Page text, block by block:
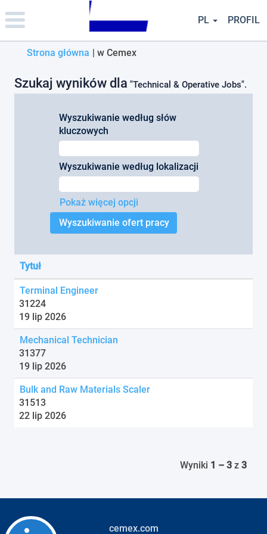
note:
This
website
includes
accessibility
system.
PL PROFIL
Strona główna | w Cemex(bieżąca
Szukaj wyników dla "Technical & Operative Jobs".
Wyszukiwanie według słów
kluczowych
Wyszukiwanie według lokalizacji
Pokaż więcej opcji
Tytuł
Terminal Engineer
31224
19 lip 2026
Mechanical Technician
31377
19 lip 2026
Bulk and Raw Materials Scaler
31513
22 lip 2026
Wyniki 1 – 3 z 3
cemex.com